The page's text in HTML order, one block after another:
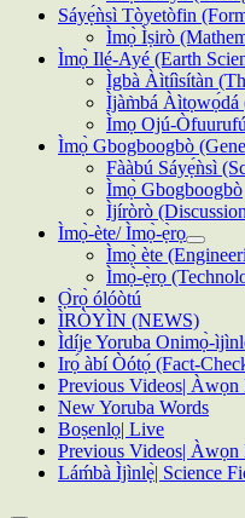
Sáyẹ́ǹsì Tòyetòfin
Ìmọ̀ Ìṣirò
Ìmọ̀ Ilé-Ayé (Earth
Ìgbà Àìtíìsítàn
Ìjàm̀bá Àìtọwọ́dá
Ìmọ Ojú-
Ìmọ̀ Gbogboogbò
Fààbú Sáyẹ́ǹsì
Ìmọ̀ Gbogboogbò
Ìjíròrò
Ìmọ̀-ète/ Ìmọ̀-ẹ̀rọ
Ìmọ̀ ète
Ìmọ̀-ẹ̀rọ
Ọ̀rọ̀ ólóòtú
ÌRÒYÌN (NEWS)
Ìdíje Yoruba Onimọ̀-
Irọ́ àbí Òótọ́ (Fact-
Previous Videos| Àwọn
New Yoruba Words
Boṣenlọ| Live
Previous Videos| Àwọn
Láḿbà Ìjìnlẹ̀| Science